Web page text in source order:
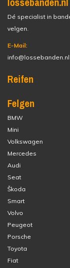
Dé specialist in
velgen.
E-Mail:
info@lossebanden.nl
Reifen
Felgen
BMW
Mini
Volkswagen
Mercedes
Audi
Seat
Škoda
Smart
Volvo
Peugeot
Porsche
Toyota
Fiat